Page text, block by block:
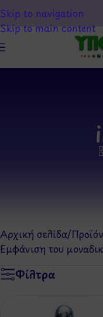
Skip to navigation
Skip to main content
Αρχική σελίδα/
Εμφάνιση του
Φίλτρα